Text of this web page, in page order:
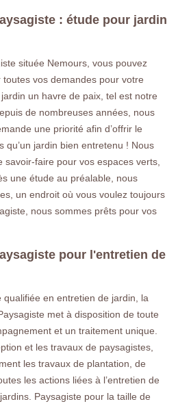
: étude pour jardin
située Nemours, vous pouvez
vos demandes pour votre
un havre de paix, tel est notre
de nombreuses années, nous
une priorité afin d’offrir le
qu’un jardin bien entretenu ! Nous
savoir-faire pour vos espaces verts,
une étude au préalable, nous
un endroit où vous voulez toujours
nous sommes prêts pour vos
pour l'entretien de
en entretien de jardin, la
met à disposition de toute
et un traitement unique.
et les travaux de paysagistes,
les travaux de plantation, de
les actions liées à l’entretien de
Paysagiste pour la taille de